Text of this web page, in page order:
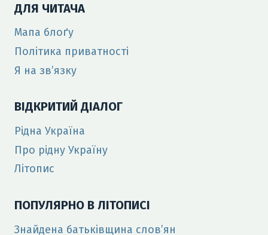
ДЛЯ ЧИТАЧА
Мапа блоґу
Політика приватності
Я на зв’язку
ВІДКРИТИЙ ДІАЛОГ
Рідна Україна
Про рідну Україну
Літопис
ПОПУЛЯРНО В ЛІТОПИСІ
Знайдена батьківщина слов’ян